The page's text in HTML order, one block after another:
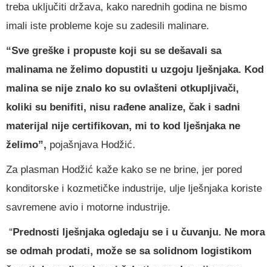
treba uključiti država, kako narednih godina ne bismo
imali iste probleme koje su zadesili malinare.
“Sve greške i propuste koji su se dešavali sa
malinama ne želimo dopustiti u uzgoju lješnjaka. Kod
malina se nije znalo ko su ovlašteni otkupljivači,
koliki su benifiti, nisu rađene analize, čak i sadni
materijal nije certifikovan, mi to kod lješnjaka ne
želimo”, pojašnjava Hodžić.
Za plasman Hodžić kaže kako se ne brine, jer pored
konditorske i kozmetičke industrije, ulje lješnjaka koriste
savremene avio i motorne industrije.
“Prednosti lješnjaka ogledaju se i u čuvanju. Ne mora
se odmah prodati, može se sa solidnom logistikom